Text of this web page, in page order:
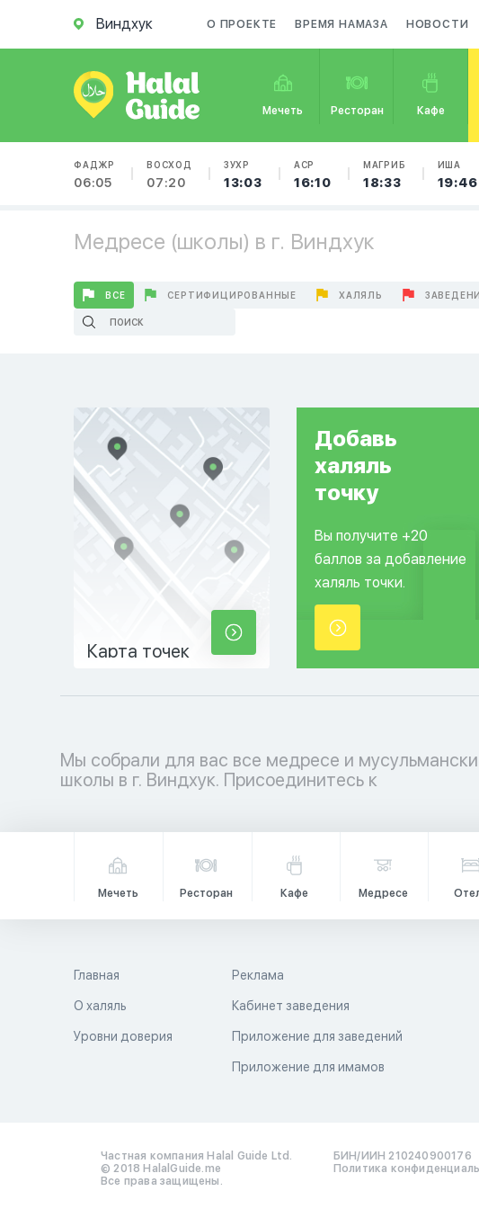
Виндхук О ПРОЕКТЕ ВРЕМЯ НАМАЗА НОВОСТИ
Мечеть Ресторан Кафе
ФАДЖР
06:05
ВОСХОД
07:20
ЗУХР
13:03
АСР
16:10
МАГРИБ
18:33
ИША
19:46
Медресе (школы) в г. Виндхук
ВСЕ СЕРТИФИЦИРОВАННЫЕ ХАЛЯЛЬ
Карта точек
Добавь
халяль
точку
Вы получите +20
баллов за добавление
халяль точки.
Мы собрали для вас все медресе и
школы в г. Виндхук. Присоединитесь к
мусульманскому образовательному процессу,
Мечеть Ресторан Кафе Медресе
Главная
О халяль
Уровни доверия
Реклама
Кабинет заведения
Приложение для заведений
Приложение для имамов
Частная компания Halal Guide Ltd.
© 2018 HalalGuide.me
Все права защищены.
БИН/ИИН 210240900176
Политика